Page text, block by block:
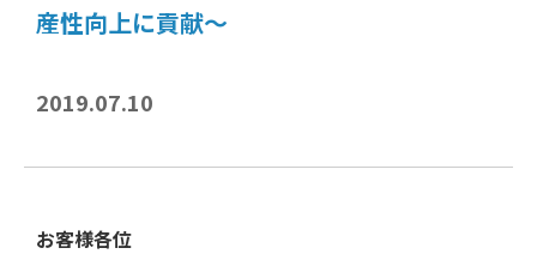
産性向上に貢献～
2019.07.10
お客様各位